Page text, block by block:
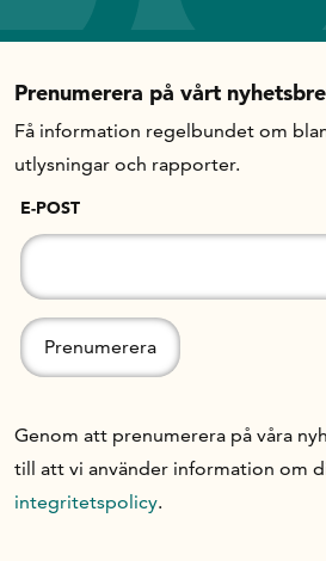
Handelns ekonomiska råd
Handelsrådet Play
Om oss
Handelsfakta.se
In English
Prenumerera på vårt
Få information regelbundet om
utlysningar och rapporter.
E-POST
Genom att prenumerera på våra
till att vi använder information om
integritetspolicy.